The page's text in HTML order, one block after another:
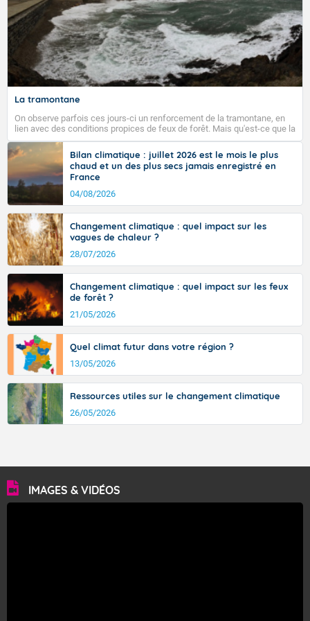
Fermer
La tramontane
On observe parfois ces jours-ci un renforcement de la tramontane, en
lien avec des conditions propices de feux de forêt. Mais qu'est-ce que la
tramontane ? Quelles sont ses caractéristiques ? La tramontane est un
vent turbulent soufflant de secteur nord-ouest à nord, ou ouest à nord-
ouest, dans un secteur qui part du Roussillon à la vallée de l’Aude et à
l’ouest de l’Hérault. L’étymologie de ce vent vient du latin trasmontanus,
signifiant au-delà des monts, en allusion aux régions montagneuses
d’où provient ce vent.
Bilan climatique : juillet 2026 est le mois le plus
chaud et un des plus secs jamais enregistré en
France
04/08/2026
Changement climatique : quel impact sur les
vagues de chaleur ?
28/07/2026
Changement climatique : quel impact sur les feux
de forêt ?
21/05/2026
Quel climat futur dans votre région ?
13/05/2026
Ressources utiles sur le changement climatique
26/05/2026
IMAGES & VIDÉOS